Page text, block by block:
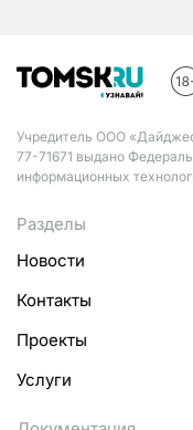
Учредитель ООО
77-71671 выдано
информационных
Разделы
Новости
Контакты
Проекты
Услуги